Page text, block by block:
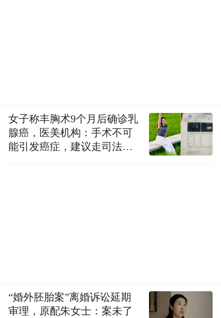
女子称丰胸术9个月后确诊乳
腺癌，医美机构：手术不可
能引发癌症，建议走司法途
“婚外胚胎案”离婚诉讼延期
审理，原配朱女士：案未了